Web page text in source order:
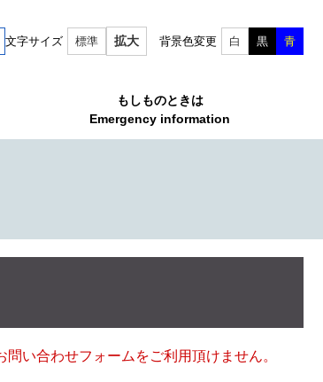
文字サイズ 標準 拡大 背景色変更 白 黒 青
もしものときは
Emergency information
い合わせフォームをご利用頂けません。